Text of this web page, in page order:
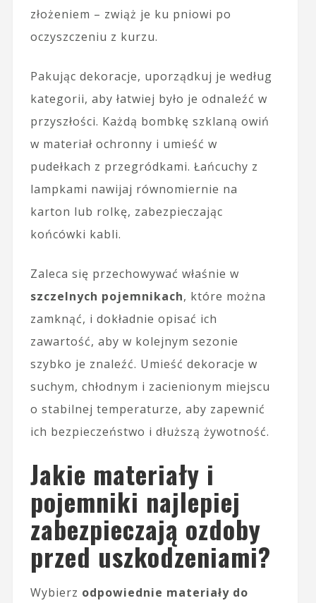
złożeniem – zwiąż je ku pniowi po
oczyszczeniu z kurzu.
Pakując dekoracje, uporządkuj je według
kategorii, aby łatwiej było je odnaleźć w
przyszłości. Każdą bombkę szklaną owiń
w materiał ochronny i umieść w
pudełkach z przegródkami. Łańcuchy z
lampkami nawijaj równomiernie na
karton lub rolkę, zabezpieczając
końcówki kabli.
Zaleca się przechowywać właśnie w
szczelnych pojemnikach, które można
zamknąć, i dokładnie opisać ich
zawartość, aby w kolejnym sezonie
szybko je znaleźć. Umieść dekoracje w
suchym, chłodnym i zacienionym miejscu
o stabilnej temperaturze, aby zapewnić
ich bezpieczeństwo i dłuższą żywotność.
Jakie materiały i
pojemniki najlepiej
zabezpieczają ozdoby
przed uszkodzeniami?
Wybierz odpowiednie materiały do